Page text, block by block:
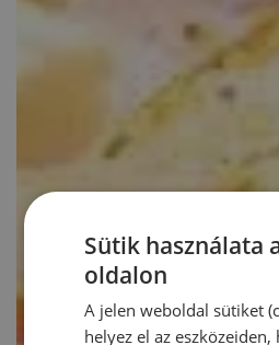
Sütik használata
oldalon
A jelen weboldal sütiket
helyez el az